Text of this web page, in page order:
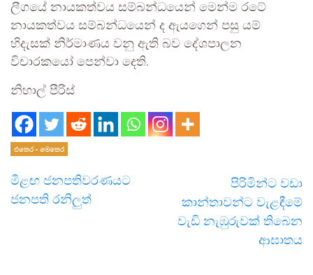
ලීගයේ නායකත්වය සම්බන්ධයෙන් මෙන්ම රටේ
නායකත්වය සම්බන්ධයෙන් ද ඇයගෙන් පසු යම්
හිදැසක් නිර්මාණය වනු ඇති බව දේශපාලන
විචාරකයෝ පෙන්වා දෙති.
නිහාල් පීරිස්
එතෙර - මෙතෙර
මීළඟ ජනපතිවරණයට
ජනපති රනිලුත්
පිරිමින්ට වඩා
කාන්තාවන්ට වැළඳීමේ
වැඩි නැඹුරුවක් තිබෙන
ආඝාතය